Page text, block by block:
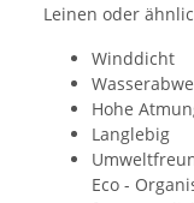
Leinen oder
Winddicht
Hohe
Langlebig
Eco -